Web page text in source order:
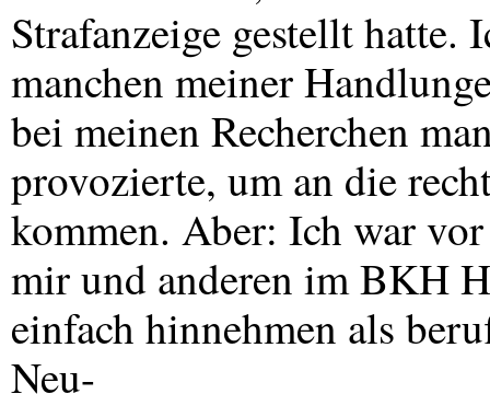
Strafanzeige gestellt hatte.
manchen meiner
bei meinen Recherchen
provozierte, um an die
kommen. Aber: Ich war
mir und anderen imBKH
einfach hinnehmen als
Neu-